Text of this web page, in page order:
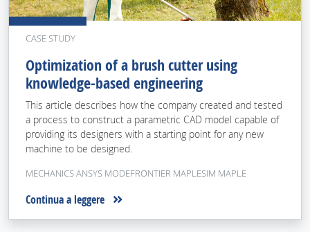
CASE STUDY
Optimization of a brush cutter using
knowledge-based engineering
This article describes how the company created and tested
a process to construct a parametric CAD model capable of
providing its designers with a starting point for any new
machine to be designed.
MECHANICS ANSYS MODEFRONTIER MAPLESIM MAPLE
Continua a leggere